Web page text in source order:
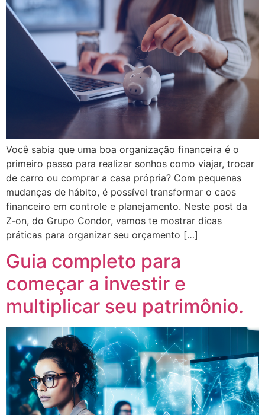
Você sabia que uma boa organização financeira é o
primeiro passo para realizar sonhos como viajar, trocar
de carro ou comprar a casa própria? Com pequenas
mudanças de hábito, é possível transformar o caos
financeiro em controle e planejamento. Neste post da
Z-on, do Grupo Condor, vamos te mostrar dicas
práticas para organizar seu orçamento […]
Guia completo para
começar a investir e
multiplicar seu patrimônio.